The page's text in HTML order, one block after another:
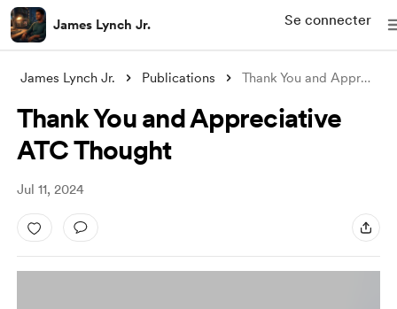
James Lynch Jr. Se connecter
James Lynch Jr. Publications Thank You and Appreciative ATC Thought
Thank You and Appreciative
ATC Thought
Jul 11, 2024